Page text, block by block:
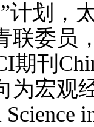
计划，
联委员
期刊
为宏观